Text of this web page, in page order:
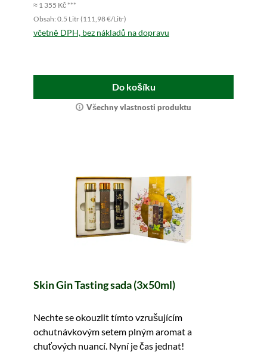
≈ 1 355 Kč ***
Obsah: 0.5 Litr (111,98 €/Litr)
včetně DPH, bez nákladů na dopravu
Do košíku
Všechny vlastnosti produktu
Skin Gin Tasting sada (3x50ml)
Nechte se okouzlit tímto vzrušujícím
ochutnávkovým setem plným aromat a
chuťových nuancí. Nyní je čas jednat!